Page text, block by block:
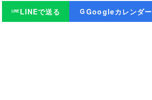
LINE LINEで送る GGoogleカレンダー